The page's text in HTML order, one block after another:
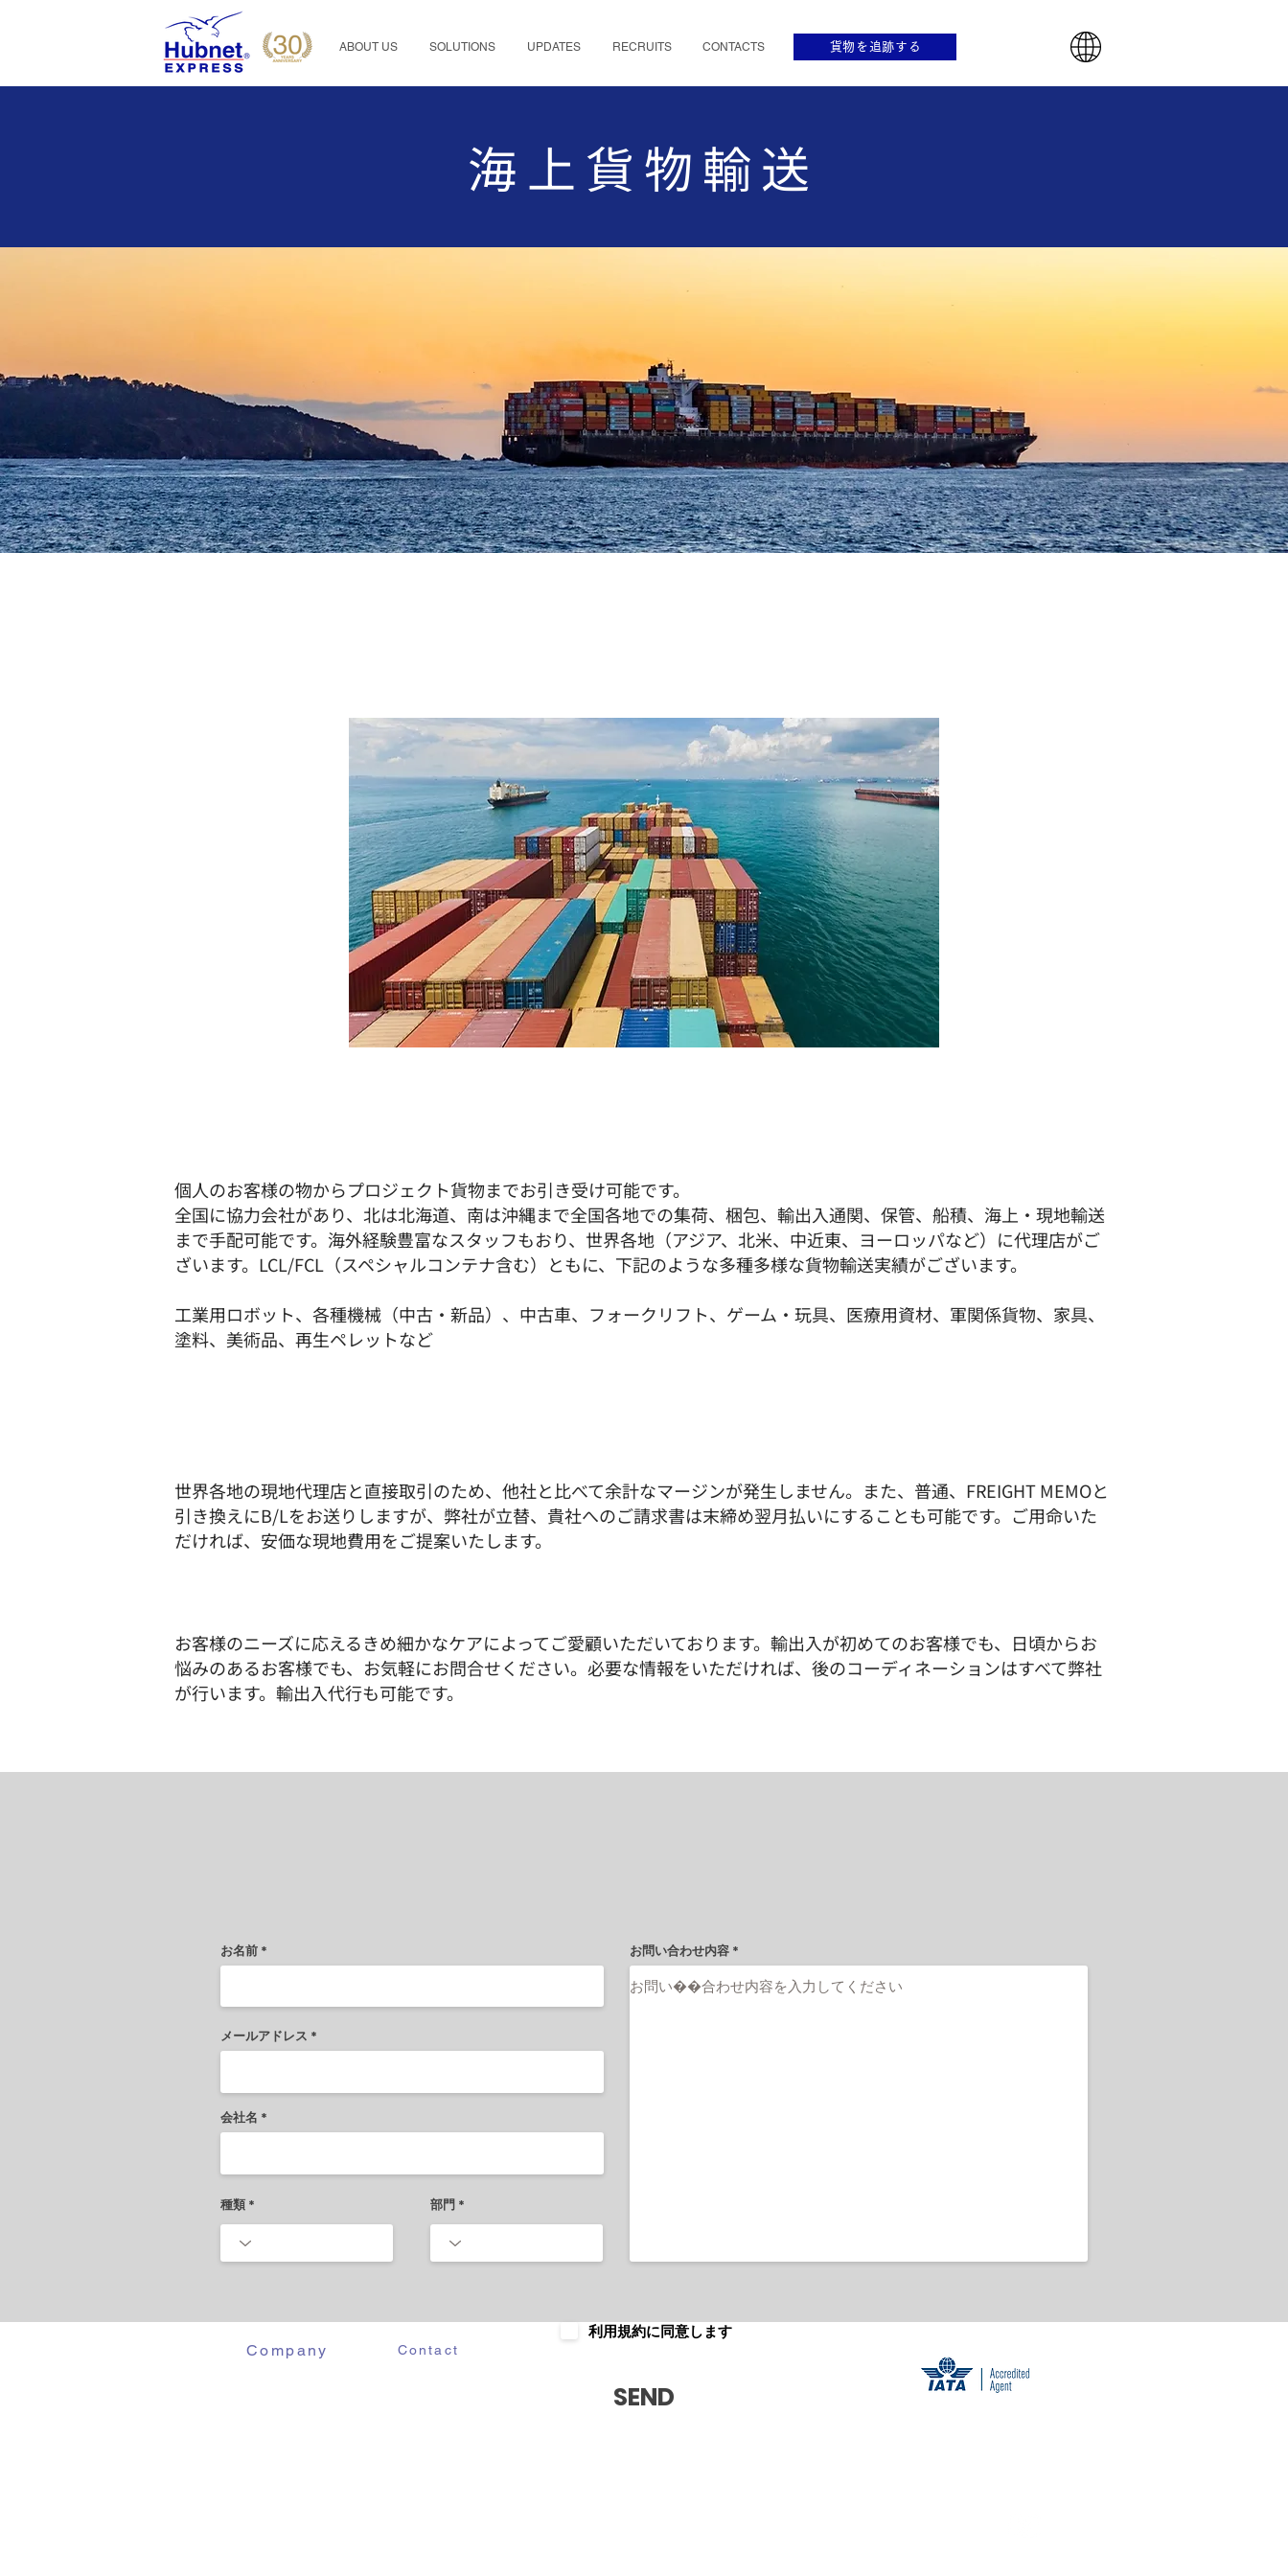
ABOUT US SOLUTIONS UPDATES RECRUITS CONTACTS 貨物を追跡する
海上貨物輸送
保管、海上輸送等を扱っております。
個人のお客様の物からプロジェクト貨物までお引き受け可能です。
全国に協力会社があり、北は北海道、南は沖縄まで全国各地での集荷、梱包、輸出入通関、保管、船積、海上・現地輸送
まで手配可能です。海外経験豊富なスタッフもおり、世界各地（アジア、北米、中近東、ヨーロッパなど）に代理店がご
ざいます。LCL/FCL（スペシャルコンテナ含む）ともに、下記のような多種多様な貨物輸送実績がございます。
工業用ロボット、各種機械（中古・新品）、中古車、フォークリフト、ゲーム・玩具、医療用資材、軍関係貨物、家具、
塗料、美術品、再生ペレットなど
世界各地の現地代理店と直接取引のため、他社と比べて余計なマージンが発生しません。また、普通、FREIGHT MEMOと
引き換えにB/Lをお送りしますが、弊社が立替、貴社へのご請求書は末締め翌月払いにすることも可能です。ご用命いた
だければ、安価な現地費用をご提案いたします。
お客様のニーズに応えるきめ細かなケアによってご愛顧いただいております。輸出入が初めてのお客様でも、日頃からお
悩みのあるお客様でも、お気軽にお問合せください。必要な情報をいただければ、後のコーディネーションはすべて弊社
が行います。輸出入代行も可能です。
お名前
メールアドレス
会社名
種類 部門
お問い合わせ内容
利用規約に同意します
SEND
Company Contact